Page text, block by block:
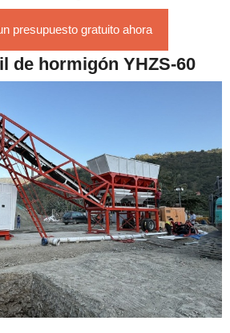
presupuesto gratuito ahora
de hormigón YHZS-60